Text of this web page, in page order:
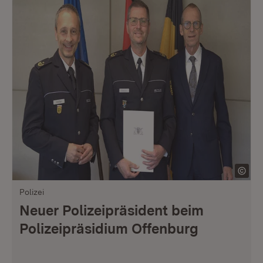
Polizei
Neuer Polizeipräsident beim
Polizeipräsidium Offenburg